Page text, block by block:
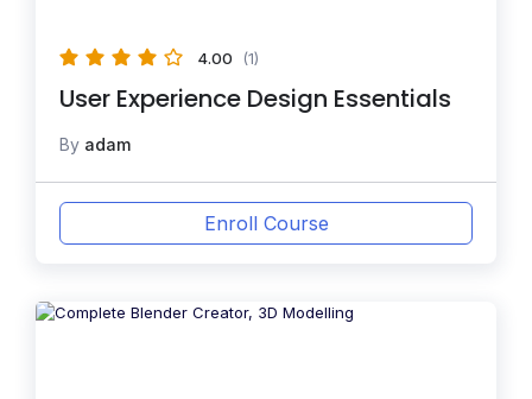
4.00 (1)
User Experience Design Essentials
By adam
Enroll Course